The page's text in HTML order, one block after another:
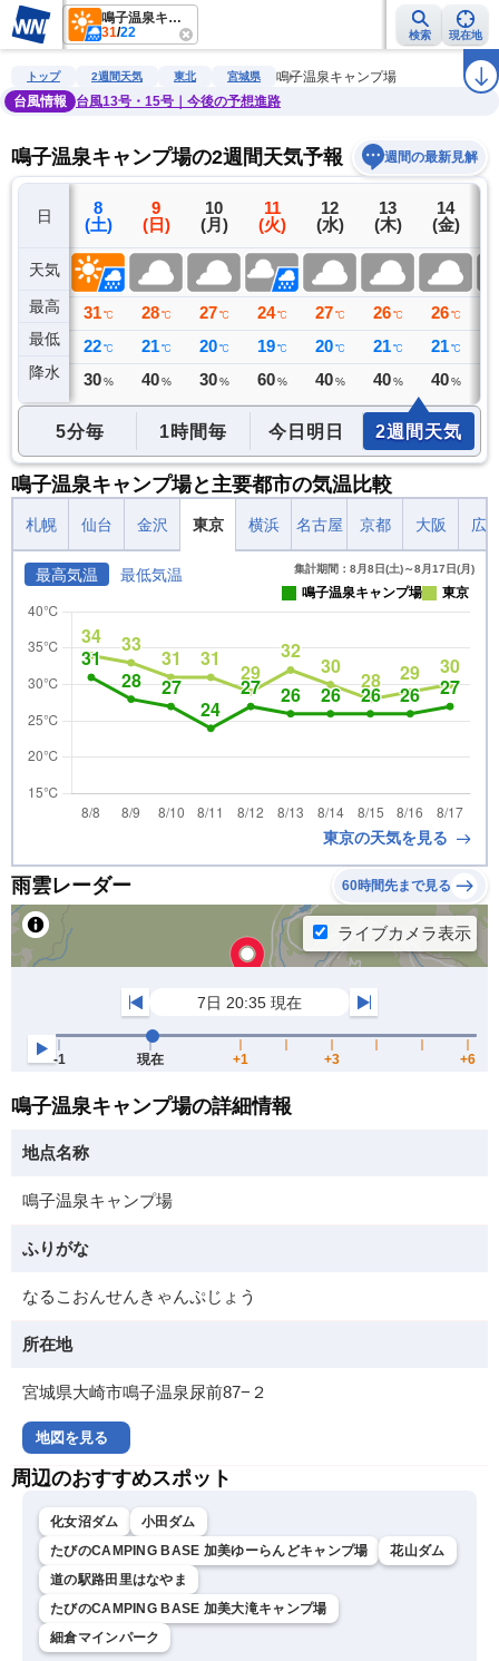
鳴子温泉キャンプ場
31/22 検索 現在地
雨雲レーダー 台風情報 地震情報 警報・注意報 2週間天気 ラ
トップ 2週間天気 東北 宮城県
鳴子温泉キャンプ場
台風情報
台風13号・15号｜今後の予想進路
鳴子温泉キャンプ場の2週間天気予報 週間の最新見解
日
天気
最高
最低
降水
7
(金)
31 ℃
23 ℃
76ミリ
8
(土)
31 ℃
22 ℃
30 %
9
(日)
28 ℃
21 ℃
40 %
10
(月)
27 ℃
20 ℃
30 %
11
(火)
24 ℃
19 ℃
60 %
12
(水)
27 ℃
20 ℃
40 %
13
(木)
26 ℃
21 ℃
40 %
14
(金)
26 ℃
21 ℃
40 %
5分毎 1時間毎 今日明日 2週間天気
鳴子温泉キャンプ場と主要都市の気温比較
札幌 仙台 金沢 東京 横浜 名古屋 京都 大阪 広
最高気温 最低気温 集計期間：8月8日(土)～8月17日(月)
鳴子温泉キャンプ場 東京
東京の天気を見る
雨雲レーダー 60時間先まで見る
鳴子温泉キャンプ場の詳細情報
地点名称
鳴子温泉キャンプ場
ふりがな
なるこおんせんきゃんぷじょう
所在地
宮城県大崎市鳴子温泉尿前87−２
地図を見る
周辺のおすすめスポット
化女沼ダム
小田ダム
たびのCAMPING BASE 加美ゆーらんどキャンプ場
花山ダム
道の駅路田里はなやま
たびのCAMPING BASE 加美大滝キャンプ場
細倉マインパーク